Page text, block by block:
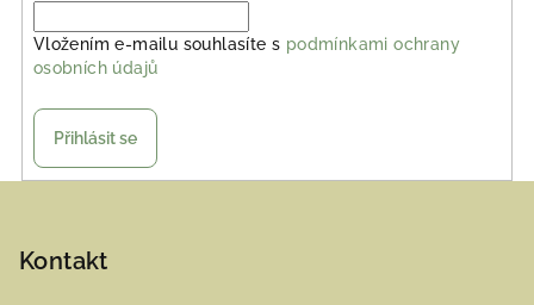
Vložením e-mailu souhlasíte s podmínkami ochrany
osobních údajů
Přihlásit se
Kontakt